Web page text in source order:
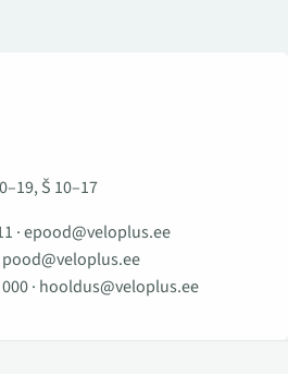
Š 10–17
·epood@veloplus.ee
pood@veloplus.ee
· hooldus@veloplus.ee